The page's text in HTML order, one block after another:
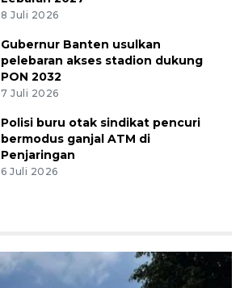
8 Juli 2026
Gubernur Banten usulkan
pelebaran akses stadion dukung
PON 2032
7 Juli 2026
Polisi buru otak sindikat pencuri
bermodus ganjal ATM di
Penjaringan
6 Juli 2026